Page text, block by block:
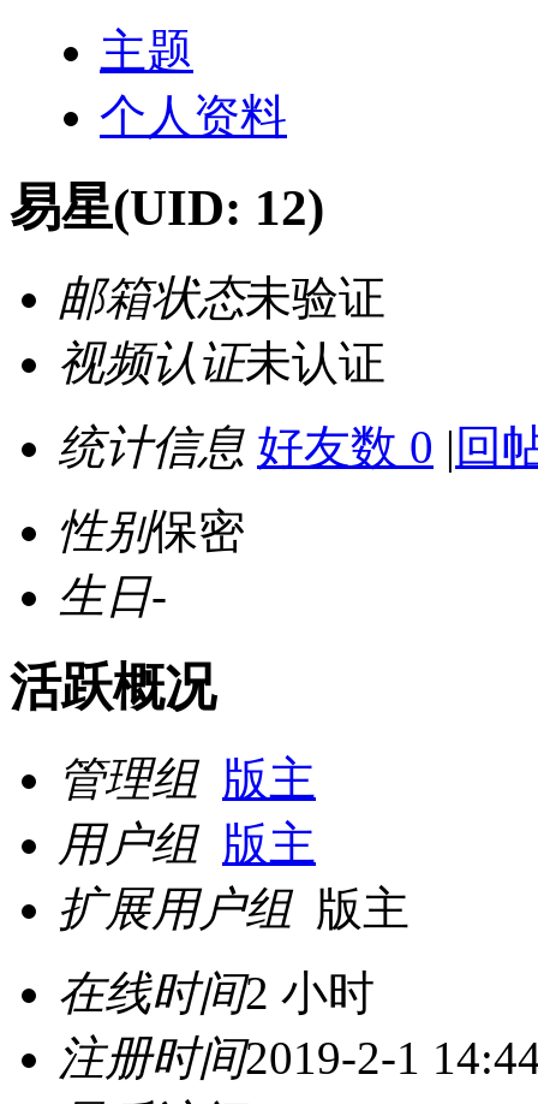
主题
个人资料
易星(UID: 12)
邮箱状态未验证
视频认证未认证
统计信息 好友数 0 | 回
性别保密
生日-
活跃概况
管理组 版主
用户组 版主
扩展用户组 版主
在线时间2 小时
注册时间2019-2-1